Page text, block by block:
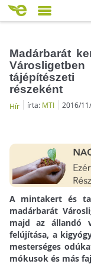
Madárbarát
részeként
Hír írta: MTI 2016/
A mintakert és
madárbarát
majd az állandó
felújítása, a
mesterséges
mókusok és más